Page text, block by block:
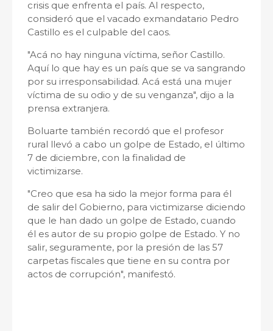
crisis que enfrenta el país. Al respecto,
consideró que el vacado exmandatario Pedro
Castillo es el culpable del caos.
"Acá no hay ninguna víctima, señor Castillo.
Aquí lo que hay es un país que se va sangrando
por su irresponsabilidad. Acá está una mujer
víctima de su odio y de su venganza", dijo a la
prensa extranjera.
Boluarte también recordó que el profesor
rural llevó a cabo un golpe de Estado, el último
7 de diciembre, con la finalidad de
victimizarse.
"Creo que esa ha sido la mejor forma para él
de salir del Gobierno, para victimizarse diciendo
que le han dado un golpe de Estado, cuando
él es autor de su propio golpe de Estado. Y no
salir, seguramente, por la presión de las 57
carpetas fiscales que tiene en su contra por
actos de corrupción", manifestó.